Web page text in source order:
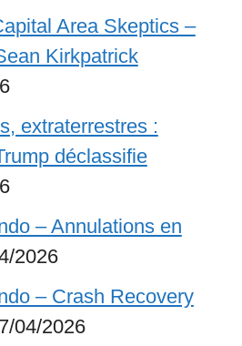
Area Skeptics –
Kirkpatrick
extraterrestres :
déclassifie
– Annulations en
2026
– Crash Recovery
04/2026